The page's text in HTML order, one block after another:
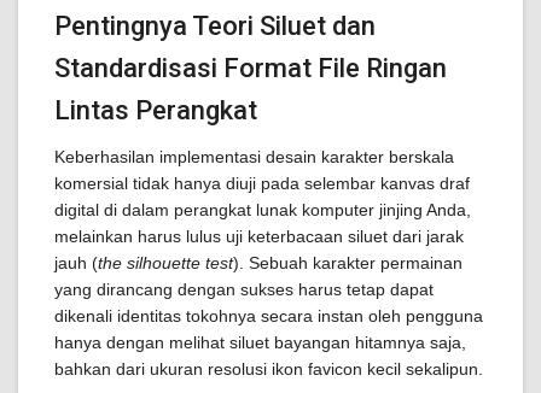
Pentingnya Teori Siluet dan
Standardisasi Format File Ringan
Lintas Perangkat
Keberhasilan implementasi desain karakter berskala
komersial tidak hanya diuji pada selembar kanvas draf
digital di dalam perangkat lunak komputer jinjing Anda,
melainkan harus lulus uji keterbacaan siluet dari jarak
jauh (the silhouette test). Sebuah karakter permainan
yang dirancang dengan sukses harus tetap dapat
dikenali identitas tokohnya secara instan oleh pengguna
hanya dengan melihat siluet bayangan hitamnya saja,
bahkan dari ukuran resolusi ikon favicon kecil sekalipun.